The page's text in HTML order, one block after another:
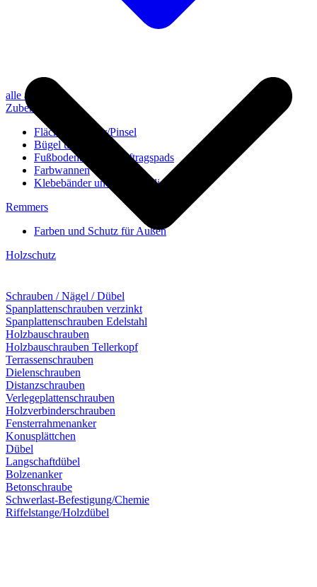
alle anzeigen
Zubehör
Flächenstreicher/Pinsel
Bügel und Rollen
Fußbodenbürsten/Auftragspads
Farbwannen
Klebebänder und Abdeckvlies
Remmers
Farben und Schutz für Außen
Holzschutz
Schrauben / Nägel / Dübel
Spanplattenschrauben verzinkt
Spanplattenschrauben Edelstahl
Holzbauschrauben
Holzbauschrauben Tellerkopf
Terrassenschrauben
Dielenschrauben
Distanzschrauben
Verlegeplattenschrauben
Holzverbinderschrauben
Fensterrahmenanker
Konusplättchen
Dübel
Langschaftdübel
Bolzenanker
Betonschraube
Schwerlast-Befestigung/Chemie
Riffelstange/Holzdübel